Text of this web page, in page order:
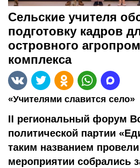
Сельские учителя
подготовку кадров
островного
комплекса
«Учителями славится село»
II региональный форум
политической партии
таким названием
мероприятии собрались